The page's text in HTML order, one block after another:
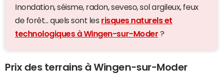
Inondation, séisme, radon, seveso, sol argileux, feux
de forêt... quels sont les risques naturels et
technologiques à Wingen-sur-Moder ?
Prix des terrains à Wingen-sur-Moder